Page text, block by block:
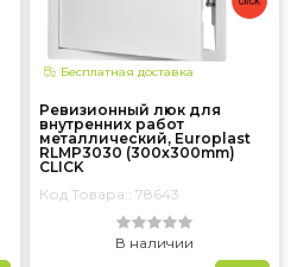
Бесплатная доставка
Ревизионный люк для
внутренних работ
металлический, Europlast
RLMP3030 (300x300mm)
CLICK
Код Товара:: 78643
В наличии